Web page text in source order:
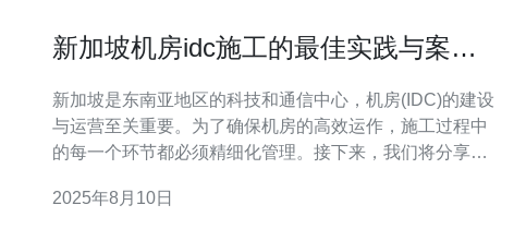
新加坡机房idc施工的最佳实践与案例
新加坡是东南亚地区的科技和通信中心，机房(IDC)的建设
与运营至关重要。为了确保机房的高效运作，施工过程中
的每一个环节都必须精细化管理。接下来，我们将分享新
掌握施工中的关键步骤。 1. 前期准备与规划 在进行机房施
2025年8月10日